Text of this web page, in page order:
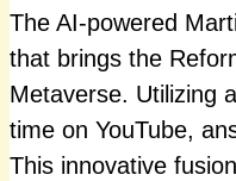
The AI-powered
that brings the
Metaverse. Utilizing
time on YouTube,
This innovative